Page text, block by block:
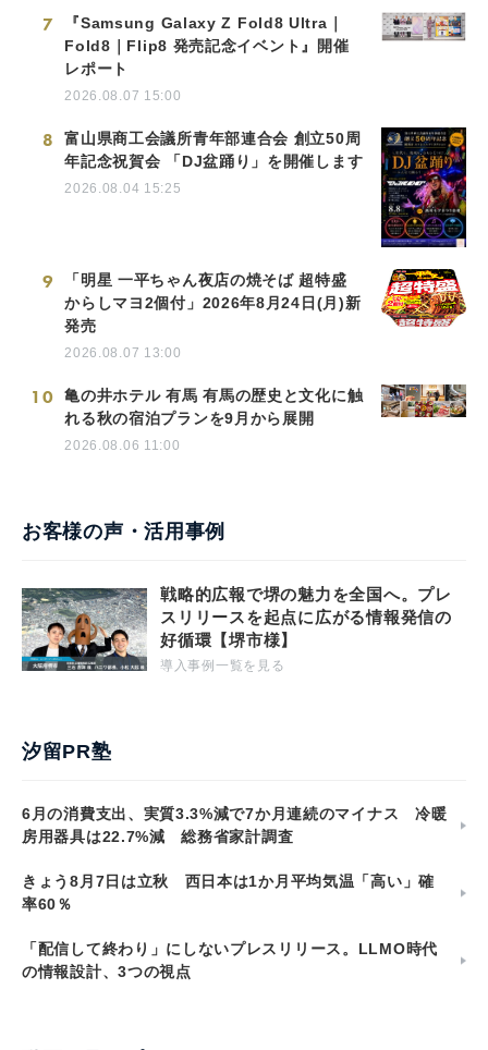
7
『Samsung Galaxy Z Fold8 Ultra｜
Fold8｜Flip8 発売記念イベント』開催
レポート
2026.08.07 15:00
8
富山県商工会議所青年部連合会 創立50周
年記念祝賀会 「DJ盆踊り」を開催します
2026.08.04 15:25
9
「明星 一平ちゃん夜店の焼そば 超特盛
からしマヨ2個付」2026年8月24日(月)新
発売
2026.08.07 13:00
10
亀の井ホテル 有馬 有馬の歴史と文化に触
れる秋の宿泊プランを9月から展開
2026.08.06 11:00
お客様の声・活用事例
戦略的広報で堺の魅力を全国へ。プレ
スリリースを起点に広がる情報発信の
好循環【堺市様】
導入事例一覧を見る
汐留PR塾
6月の消費支出、実質3.3%減で7か月連続のマイナス 冷暖
房用器具は22.7%減 総務省家計調査
きょう8月7日は立秋 西日本は1か月平均気温「高い」確
率60％
「配信して終わり」にしないプレスリリース。LLMO時代
の情報設計、3つの視点